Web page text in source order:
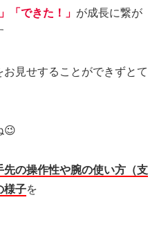
「できた！」 が成長に繋が
見せすることができずとて
😉
先の操作性や腕の使い方（支
様子を